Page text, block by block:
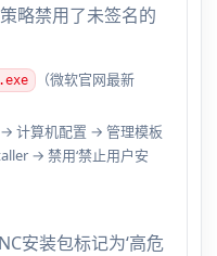
略禁用了未签名的
（微软官网最新
→ 计算机配置 → 管理模板
→ 禁用‘禁止用户安
安装包标记为‘高危